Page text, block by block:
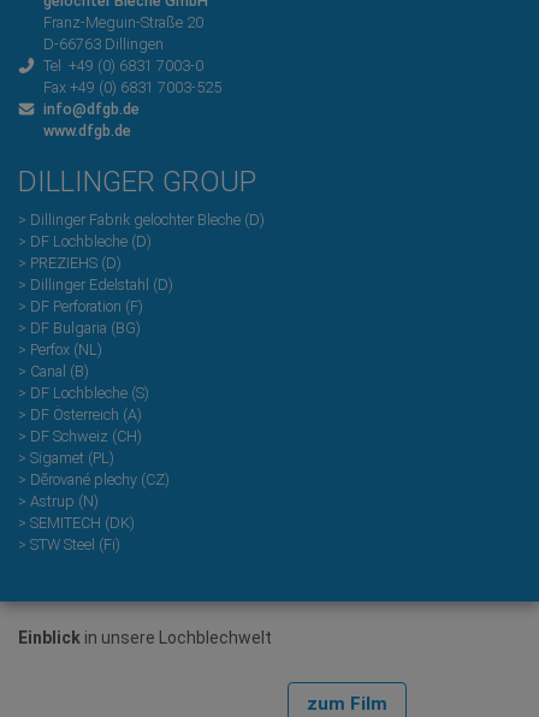
Franz-Meguin-Straße 20
D-66763 Dillingen
Tel +49 (0) 6831 7003-0
Fax +49 (0) 6831 7003-525
info@dfgb.de
www.dfgb.de
DILLINGER GROUP
> Dillinger Fabrik gelochter Bleche (D)
> DF Lochbleche (D)
> PREZIEHS (D)
> Dillinger Edelstahl (D)
> DF Perforation (F)
> DF Bulgaria (BG)
> Perfox (NL)
> Canal (B)
> DF Lochbleche (S)
> DF Österreich (A)
> DF Schweiz (CH)
> Sigamet (PL)
> Dĕrované plechy (CZ)
> Astrup (N)
> SEMITECH (DK)
> STW Steel (Fi)
Einblick in unsere Lochblechwelt
zum Film